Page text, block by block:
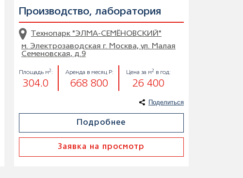
Производство, лаборатория
Технопарк "ЭЛМА-СЕМЁНОВСКИЙ"
м. Электрозаводская г. Москва, ул. Малая
Семеновская, д.9
Площадь м2 :
304.0
Аренда в месяц Р:
668 800
Цена за м2 в год:
26 400
Поделиться
Подробнее
Заявка на просмотр